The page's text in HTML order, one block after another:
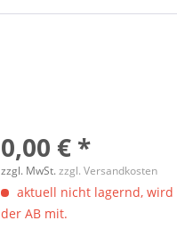
0,00 € *
zzgl. MwSt.zzgl. Versandkosten
aktuell nicht lagernd,
der AB mit.